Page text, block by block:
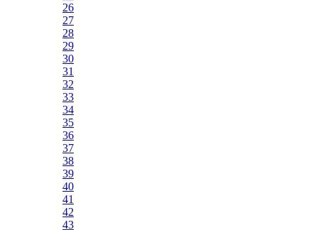
26
27
28
29
30
31
32
33
34
35
36
37
38
39
40
41
42
43